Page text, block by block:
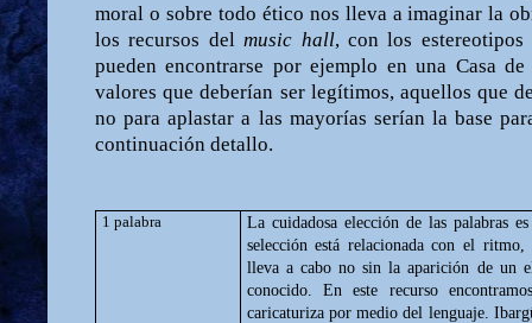
moral o sobre todo ético nos lleva a imaginar la
los recursos delmusic hall, con los
pueden encontrarse por ejemplo en una Casa
valores que deberían ser legítimos, aquellos que
no para aplastar a las mayorías serían la base
continuación detallo.
1 palabra
La cuidadosa elección de las palabras
selección está relacionada con el
lleva a cabo no sin la aparición de un
conocido. En este recurso
caricaturiza por medio del lenguaje.